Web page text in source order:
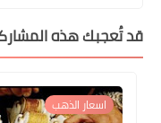
قد تُعجبك هذه
اسعار الذهب